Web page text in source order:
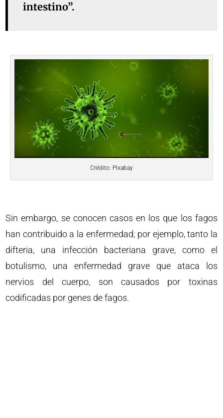
intestino”.
Crédito: Pixabay
Sin embargo, se conocen casos en los que los fagos
han contribuido a la enfermedad; por ejemplo, tanto la
difteria, una infección bacteriana grave, como el
botulismo, una enfermedad grave que ataca los
nervios del cuerpo, son causados ​​por toxinas
codificadas por genes de fagos.